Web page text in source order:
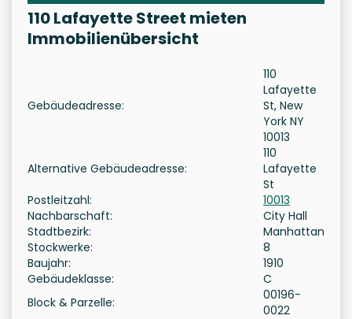
110 Lafayette Street mieten
Immobilienübersicht
Gebäudeadresse:
110
Lafayette
St, New
York NY
10013
Alternative Gebäudeadresse:
110
Lafayette
St
Postleitzahl:
10013
Nachbarschaft:
City Hall
Stadtbezirk:
Manhattan
Stockwerke:
8
Baujahr:
1910
Gebäudeklasse:
C
Block & Parzelle:
00196-
0022